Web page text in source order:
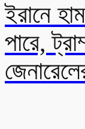
ইরানে
পারে,